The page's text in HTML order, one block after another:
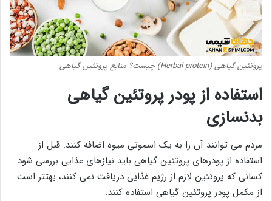
پروتئین گیاهی (Herbal protein) چیست؟ منابع پروتئین گیاهی
استفاده از پودر پروتئین گیاهی
بدنسازی
مردم می توانند آن را به یک اسموتی میوه اضافه کنند. قبل از
استفاده از پودرهای پروتئین گیاهی باید نیازهای غذایی بررسی شود.
کسانی که پروتئین لازم از رژیم غذایی دریافت نمی کنند، بهتتر است
از مکمل پودر پروتئین گیاهی استفاده کنند.